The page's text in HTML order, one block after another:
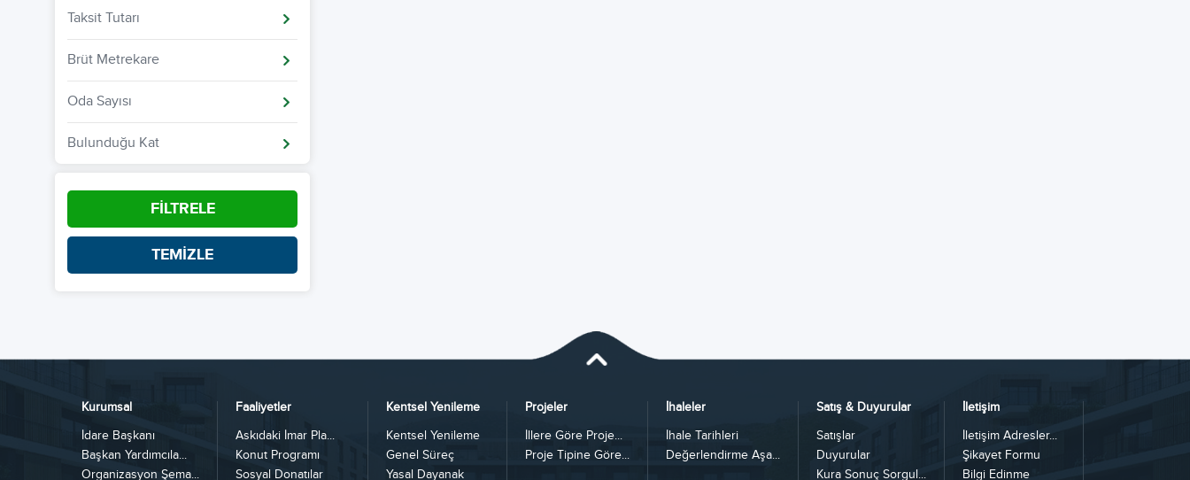
Taksit Tutarı
Brüt Metrekare
Oda Sayısı
Bulunduğu Kat
FİLTRELE
TEMİZLE
Kurumsal
İdare Başkanı
Başkan Yardımcıla...
Organizasyon Şema...
Faaliyetler
Askıdaki İmar Pla...
Konut Programı
Sosyal Donatılar
Kentsel Yenileme
Kentsel Yenileme
Genel Süreç
Yasal Dayanak
Projeler
İllere Göre Proje...
Proje Tipine Göre...
İhaleler
İhale Tarihleri
Değerlendirme Aşa...
Satış & Duyurular
Satışlar
Duyurular
Kura Sonuç Sorgul...
İletişim
İletişim Adresler...
Şikayet Formu
Bilgi Edinme